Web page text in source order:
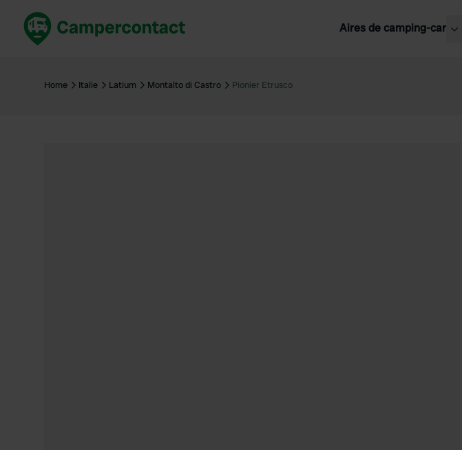
Aires de camping-car
France
France
Home Italie Latium Montalto di Castro Pionier Etrusco